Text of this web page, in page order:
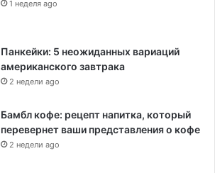
1 неделя ago
Панкейки: 5 неожиданных вариаций
американского завтрака
2 недели ago
Бамбл кофе: рецепт напитка, который
перевернет ваши представления о кофе
2 недели ago